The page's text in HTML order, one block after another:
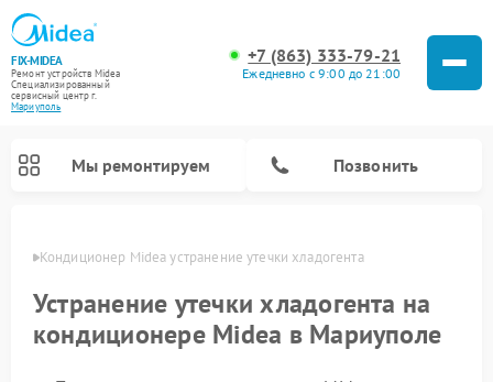
FIX-MIDEA
Ремонт устройств Midea
Специализированный
cервисный центр г.
Мариуполь
+7 (863) 333-79-21
Ежедневно с 9:00 до 21:00
Мы ремонтируем Позвонить
Кондиционер Midea устранение утечки хладогента
Устранение утечки хладогента на
кондиционере Midea в Мариуполе